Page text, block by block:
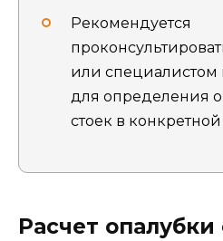
Рекомендуется
или специалистом
для определения
стоек в
Расчет